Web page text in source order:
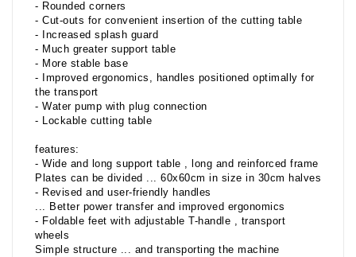
- Rounded corners
- Cut-outs for convenient insertion of the cutting table
- Increased splash guard
- Much greater support table
- More stable base
- Improved ergonomics, handles positioned optimally for
the transport
- Water pump with plug connection
- Lockable cutting table
features:
- Wide and long support table , long and reinforced frame
Plates can be divided ... 60x60cm in size in 30cm halves
- Revised and user-friendly handles
... Better power transfer and improved ergonomics
- Foldable feet with adjustable T-handle , transport
wheels
Simple structure ... and transporting the machine